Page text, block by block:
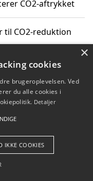
CO2-aftrykket
til CO2-reduktion
CO2-udslip
Aps
×
cookies
brugeroplevelsen. Ved
du alle cookies i
Detaljer
IKKE COOKIES